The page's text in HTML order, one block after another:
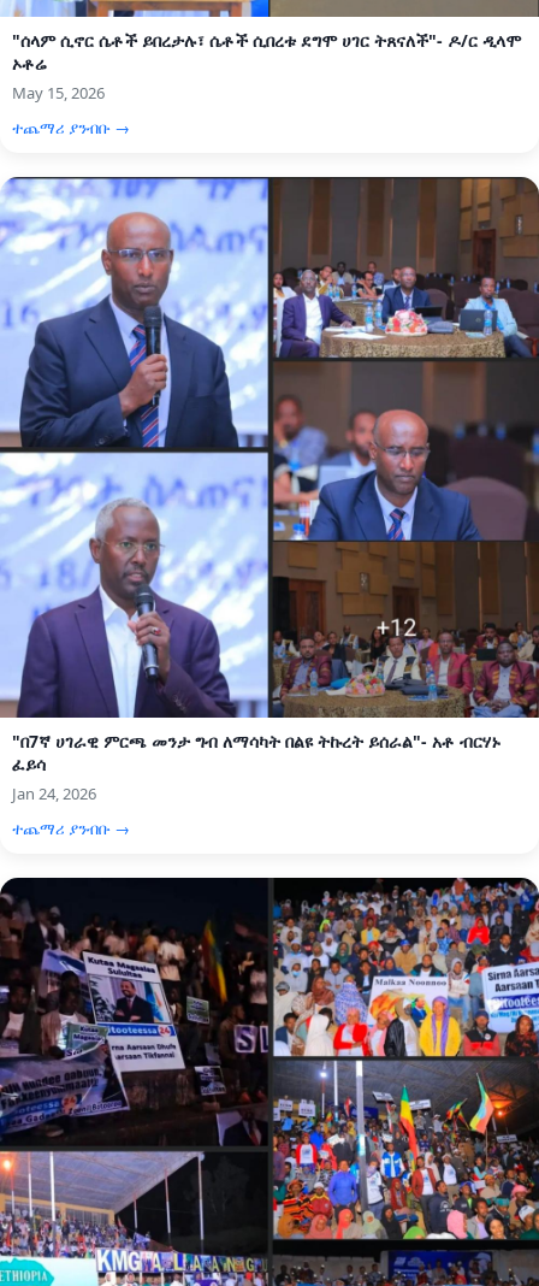
"ሰላም ሲኖር ሴቶች ይበረታሉ፣ ሴቶች ሲበረቱ ደግሞ ሀገር ትጸናለች"- ዶ/ር ዲላሞ
ኦቶሬ
May 15, 2026
ተጨማሪ ያንብቡ →
"በ7ኛ ሀገራዊ ምርጫ መንታ ግብ ለማሳካት በልዩ ትኩረት ይሰራል"- አቶ ብርሃኑ
ፈይሳ
Jan 24, 2026
ተጨማሪ ያንብቡ →